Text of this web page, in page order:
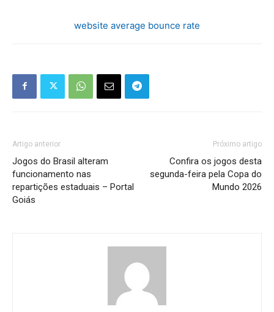
website average bounce rate
Artigo anterior
Jogos do Brasil alteram
funcionamento nas
repartições estaduais – Portal
Goiás
Próximo artigo
Confira os jogos desta
segunda-feira pela Copa do
Mundo 2026